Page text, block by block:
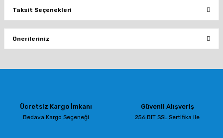
Bu ürüne ilk yorumu siz yapın!
Yorum Yaz
Taksit Seçenekleri
Önerileriniz
Ürün resmi kalitesiz, bozuk veya görüntülenemiyor.
Ücretsiz Kargo İmkanı
Bedava Kargo Seçeneği
Güvenli Alışveriş
256 BIT SSL Sertifika ile